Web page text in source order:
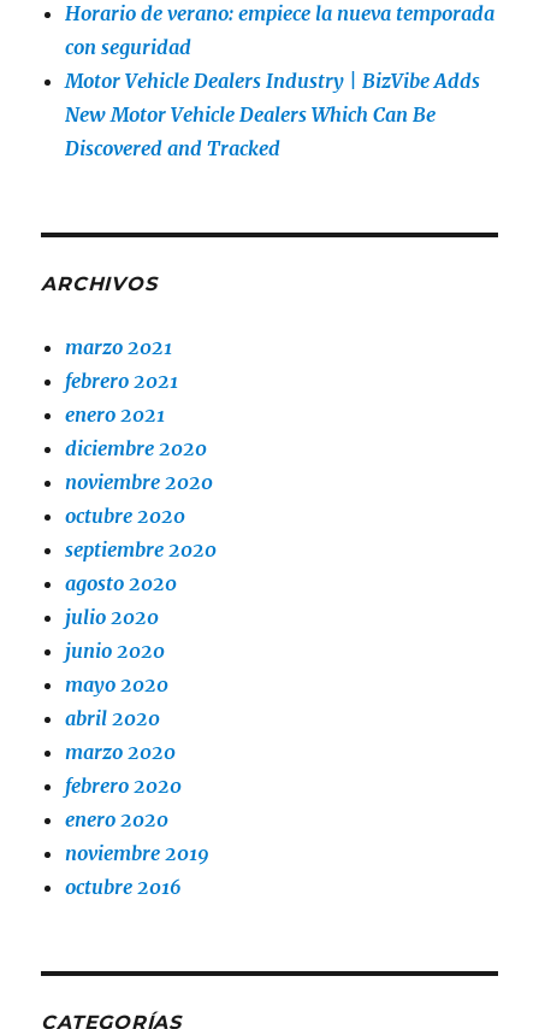
Horario de verano: empiece la nueva temporada
con seguridad
Motor Vehicle Dealers Industry | BizVibe Adds
New Motor Vehicle Dealers Which Can Be
Discovered and Tracked
ARCHIVOS
marzo 2021
febrero 2021
enero 2021
diciembre 2020
noviembre 2020
octubre 2020
septiembre 2020
agosto 2020
julio 2020
junio 2020
mayo 2020
abril 2020
marzo 2020
febrero 2020
enero 2020
noviembre 2019
octubre 2016
CATEGORÍAS